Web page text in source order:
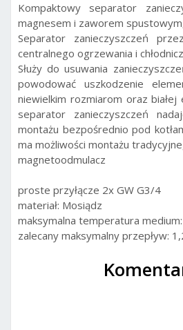
Kompaktowy separator
magnesem i zaworem
Separator zanieczyszczeń
centralnego ogrzewania i
Służy do usuwania
powodować uszkodzenie
niewielkim rozmiarom oraz
separator zanieczyszczeń
montażu bezpośrednio pod
ma możliwości montażu
magnetoodmulacz
proste przyłącze 2x GW G3/4
materiał: Mosiądz
maksymalna temperatura
zalecany maksymalny przepływ: